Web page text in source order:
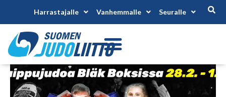
Harrastajalle Vanhemmalle Seuralle